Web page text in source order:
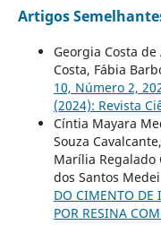
Artigos
Georgia Costa
Costa, Fábia
10, Número 2,
(2024): Revista
Cíntia Mayara
Souza
Marília Regalado
dos Santos
DO CIMENTO DE
POR RESINA